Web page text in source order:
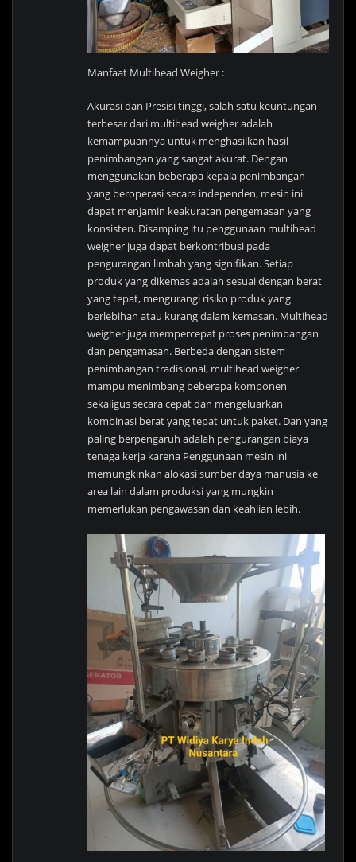
Manfaat Multihead Weigher :
Akurasi dan Presisi tinggi, salah satu keuntungan
terbesar dari multihead weigher adalah
kemampuannya untuk menghasilkan hasil
penimbangan yang sangat akurat. Dengan
menggunakan beberapa kepala penimbangan
yang beroperasi secara independen, mesin ini
dapat menjamin keakuratan pengemasan yang
konsisten. Disamping itu penggunaan multihead
weigher juga dapat berkontribusi pada
pengurangan limbah yang signifikan. Setiap
produk yang dikemas adalah sesuai dengan berat
yang tepat, mengurangi risiko produk yang
berlebihan atau kurang dalam kemasan. Multihead
weigher juga mempercepat proses penimbangan
dan pengemasan. Berbeda dengan sistem
penimbangan tradisional, multihead weigher
mampu menimbang beberapa komponen
sekaligus secara cepat dan mengeluarkan
kombinasi berat yang tepat untuk paket. Dan yang
paling berpengaruh adalah pengurangan biaya
tenaga kerja karena Penggunaan mesin ini
memungkinkan alokasi sumber daya manusia ke
area lain dalam produksi yang mungkin
memerlukan pengawasan dan keahlian lebih.